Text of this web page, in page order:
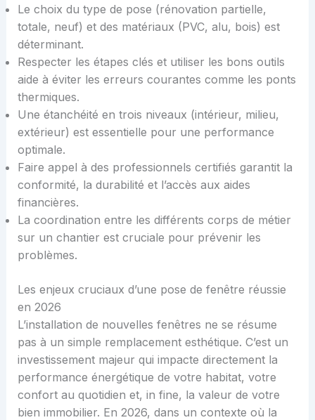
Le choix du type de pose (rénovation partielle,
totale, neuf) et des matériaux (PVC, alu, bois) est
déterminant.
Respecter les étapes clés et utiliser les bons outils
aide à éviter les erreurs courantes comme les ponts
thermiques.
Une étanchéité en trois niveaux (intérieur, milieu,
extérieur) est essentielle pour une performance
optimale.
Faire appel à des professionnels certifiés garantit la
conformité, la durabilité et l’accès aux aides
financières.
La coordination entre les différents corps de métier
sur un chantier est cruciale pour prévenir les
problèmes.
Les enjeux cruciaux d’une pose de fenêtre réussie
en 2026
L’installation de nouvelles fenêtres ne se résume
pas à un simple remplacement esthétique. C’est un
investissement majeur qui impacte directement la
performance énergétique de votre habitat, votre
confort au quotidien et, in fine, la valeur de votre
bien immobilier. En 2026, dans un contexte où la